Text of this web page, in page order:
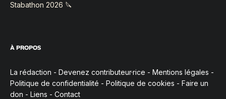
Stabathon 2026 🔪
À PROPOS
La rédaction - Devenez contributeur·rice - Mentions légales -
Politique de confidentialité - Politique de cookies - Faire un
don - Liens - Contact